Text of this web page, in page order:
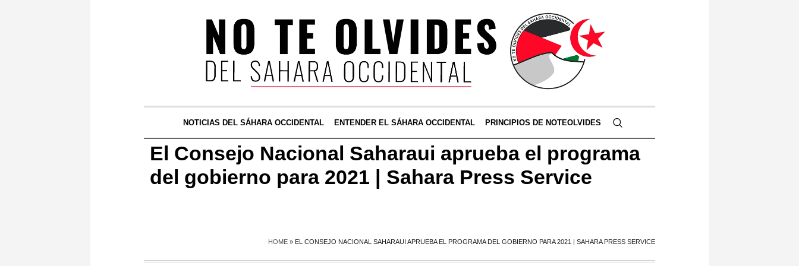
NOTICIAS DEL SÁHARA OCCIDENTAL ENTENDER EL SÁHARA OCCIDENTAL PRINCIPIOS DE NOTEOLVIDES
El Consejo Nacional Saharaui aprueba el programa
del gobierno para 2021 | Sahara Press Service
HOME » EL CONSEJO NACIONAL SAHARAUI APRUEBA EL PROGRAMA DEL GOBIERNO PARA 2021 | SAHARA PRESS SERVICE